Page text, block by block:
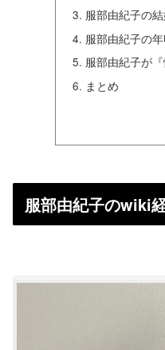
服部由紀子の結
服部由紀子の年
服部由紀子が
まとめ
服部由紀子のwiki